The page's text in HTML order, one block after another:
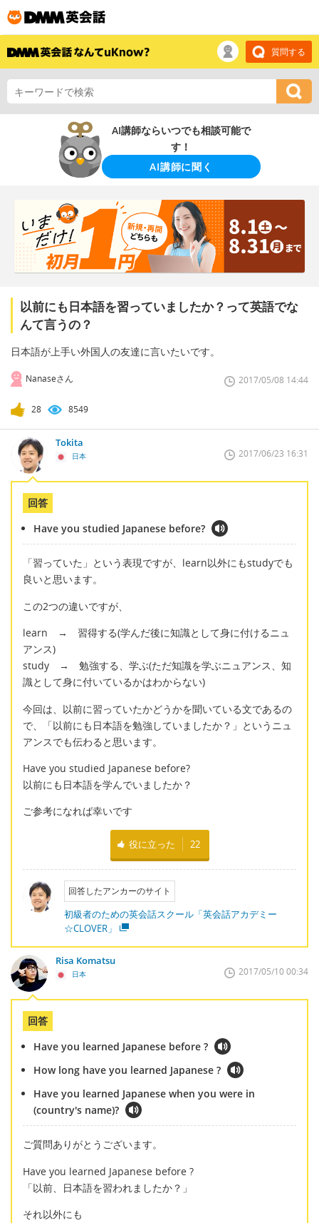
質問する
AI講師ならいつでも相談可能で
す！
AI講師に聞く
以前にも日本語を習っていましたか？って英語でな
んて言うの？
日本語が上手い外国人の友達に言いたいです。
Nanaseさん 2017/05/08 14:44
28 8549
Tokita
日本 2017/06/23 16:31
回答
Have you studied Japanese before?
「習っていた」という表現ですが、learn以外にもstudyでも
良いと思います。
この2つの違いですが、
learn → 習得する(学んだ後に知識として身に付けるニュ
アンス)
study → 勉強する、学ぶ(ただ知識を学ぶニュアンス、知
識として身に付いているかはわからない)
今回は、以前に習っていたかどうかを聞いている文であるの
で、「以前にも日本語を勉強していましたか？」というニュ
アンスでも伝わると思います。
Have you studied Japanese before?
以前にも日本語を学んでいましたか？
ご参考になれば幸いです
役に立った 22
回答したアンカーのサイト
初級者のための英会話スクール「英会話アカデミー
☆CLOVER」
Risa Komatsu
日本 2017/05/10 00:34
回答
Have you learned Japanese before ?
How long have you learned Japanese ?
Have you learned Japanese when you were in
(country's name)?
ご質問ありがとうございます。
Have you learned Japanese before ?
「以前、日本語を習われましたか？」
それ以外にも